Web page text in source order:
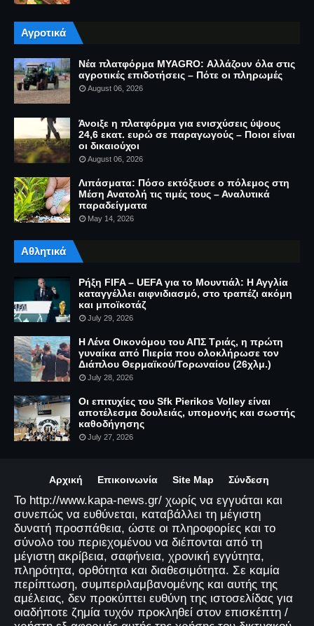
Αγροτικά
Νέα πλατφόρμα MYAGRO: Αλλάζουν όλα στις
αγροτικές επιδοτήσεις – Πότε οι πληρωμές
August 06, 2026
Άνοιξε η πλατφόρμα για ενισχύσεις ύψους
24,6 εκατ. ευρώ σε παραγωγούς – Ποιοι είναι
οι δικαιούχοι
August 06, 2026
Λιπάσματα: Πόσο εκτόξευσε ο πόλεμος στη
Μέση Ανατολή τις τιμές τους – Αναλυτικά
παραδείγματα
May 14, 2026
Αθλητικά
Ρήξη FIFA – UEFA για το Μουντιάλ: Η Αγγλία
καταγγέλλει αιφνιδιασμό, στο τραπέζι ακόμη
και μποϊκοτάζ
July 29, 2026
Η Λένα Οικονόμου του ΑΠΣ Τριάς, η πρώτη
γυναίκα από Πιερία που ολοκλήρωσε τον
Διάπλου Θερμαϊκού/Τορωναίου (26χλμ.)
July 28, 2026
Οι επιτυχίες του Sfk Pierikos Volley είναι
αποτέλεσμα δουλειάς, υπομονής και σωστής
καθοδήγησης
July 27, 2026
Αρχική Επικοινωνία Site Map Σύνδεση
Το http://www.kapa-news.gr/ χωρίς να εγγυάται και
συνεπώς να ευθύνεται, καταβάλλει τη μέγιστη
δυνατή προσπάθεια, ώστε οι πληροφορίες και το
σύνολο του περιεχομένου να διέπονται από τη
μέγιστη ακρίβεια, σαφήνεια, χρονική εγγύτητα,
πληρότητα, ορθότητα και διαθεσιμότητα. Σε καμία
περίπτωση, συμπεριλαμβανομένης και αυτής της
αμέλειας, δεν προκύπτει ευθύνη της ιστοσελίδας για
οιαδήποτε ζημία τυχόν προκληθεί στον επισκέπτη /